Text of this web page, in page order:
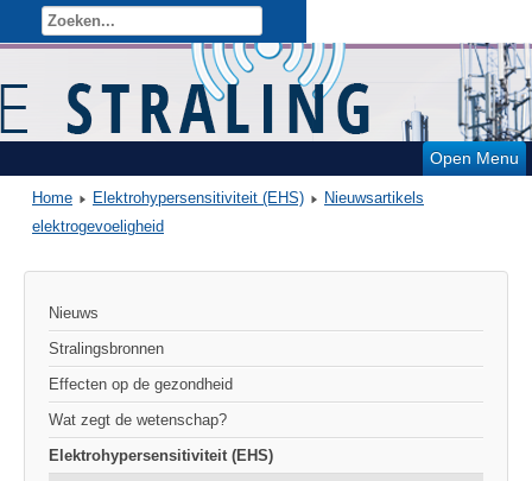
Open Menu
Home Elektrohypersensitiviteit (EHS)
Nieuwsartikels
elektrogevoeligheid
Nieuws
Stralingsbronnen
Effecten op de gezondheid
Wat zegt de wetenschap?
Elektrohypersensitiviteit (EHS)